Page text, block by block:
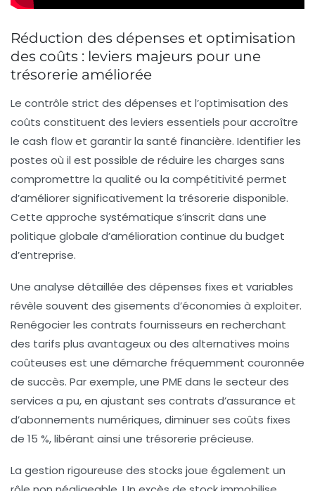
Réduction des dépenses et optimisation
des coûts : leviers majeurs pour une
trésorerie améliorée
Le contrôle strict des dépenses et l’optimisation des
coûts constituent des leviers essentiels pour accroître
le cash flow et garantir la santé financière. Identifier les
postes où il est possible de réduire les charges sans
compromettre la qualité ou la compétitivité permet
d’améliorer significativement la trésorerie disponible.
Cette approche systématique s’inscrit dans une
politique globale d’amélioration continue du budget
d’entreprise.
Une analyse détaillée des dépenses fixes et variables
révèle souvent des gisements d’économies à exploiter.
Renégocier les contrats fournisseurs en recherchant
des tarifs plus avantageux ou des alternatives moins
coûteuses est une démarche fréquemment couronnée
de succès. Par exemple, une PME dans le secteur des
services a pu, en ajustant ses contrats d’assurance et
d’abonnements numériques, diminuer ses coûts fixes
de 15 %, libérant ainsi une trésorerie précieuse.
La gestion rigoureuse des stocks joue également un